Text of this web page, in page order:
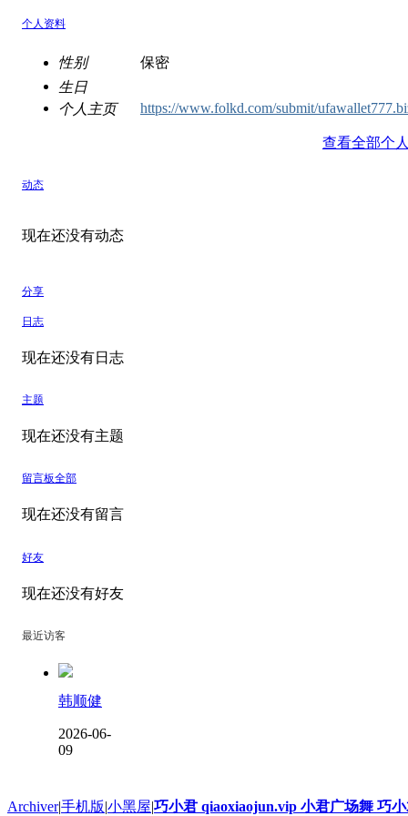
个人资料
性别
保密
生日
个人主页
https://www.folkd.com/submit/
查看全部个
动态
现在还没有动态
分享
日志
现在还没有日志
主题
现在还没有主题
留言板全部
现在还没有留言
好友
现在还没有好友
最近访客
韩顺健
2026-06-
09
Archiver|手机版|小黑屋|巧小君 qiaoxiaojun.vip 小君广场舞 巧